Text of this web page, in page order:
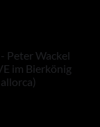
- Peter Wackel
im Bierkönig